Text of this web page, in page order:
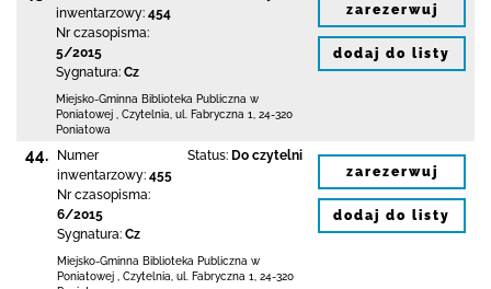
inwentarzowy: 454
Nr czasopisma:
5/2015
Sygnatura: Cz
Miejsko-Gminna Biblioteka Publiczna w
Poniatowej
Czytelnia, ul. Fabryczna 1
24-320
Poniatowa
zarezerwuj
dodaj do listy
44.
Numer
inwentarzowy: 455
Nr czasopisma:
6/2015
Sygnatura: Cz
Status: Do czytelni
Miejsko-Gminna Biblioteka Publiczna w
Poniatowej
Czytelnia, ul. Fabryczna 1
24-320
zarezerwuj
dodaj do listy